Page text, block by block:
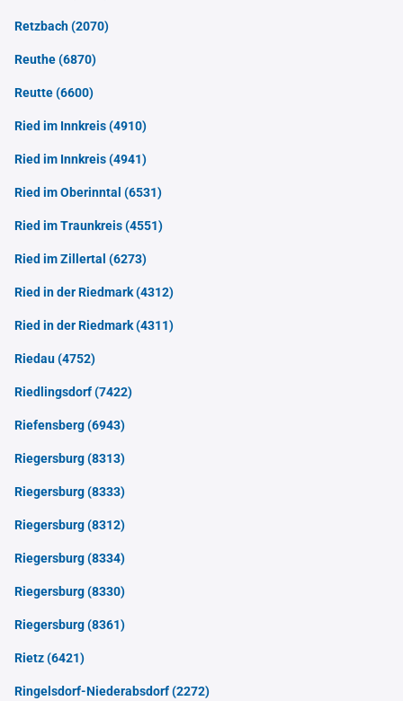
Retzbach(2070)
Reuthe(6870)
Reutte(6600)
Ried im Innkreis(4910)
Ried im Innkreis(4941)
Ried im Oberinntal (6531)
Ried im Traunkreis(4551)
Ried im Zillertal (6273)
Ried in der Riedmark(4312)
Ried in der Riedmark(4311)
Riedau(4752)
Riedlingsdorf(7422)
Riefensberg(6943)
Riegersburg(8313)
Riegersburg(8333)
Riegersburg(8312)
Riegersburg(8334)
Riegersburg(8330)
Riegersburg(8361)
Rietz(6421)
Ringelsdorf-Niederabsdorf(2272)